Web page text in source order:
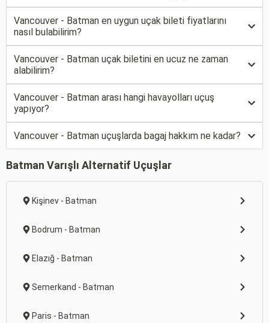
Vancouver - Batman en uygun uçak bileti fiyatlarını
nasıl bulabilirim?
Vancouver - Batman uçak biletini en ucuz ne zaman
alabilirim?
Vancouver - Batman arası hangi havayolları uçuş
yapıyor?
Vancouver - Batman uçuşlarda bagaj hakkım ne kadar?
Batman Varışlı Alternatif Uçuşlar
Kişinev - Batman
Bodrum - Batman
Elazığ - Batman
Semerkand - Batman
Paris - Batman